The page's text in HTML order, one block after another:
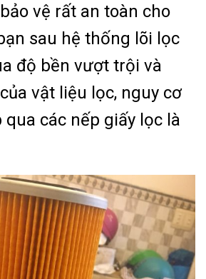
vệ rất an toàn cho
sau hệ thống lõi lọc
độ bền vượt trội và
vật liệu lọc, nguy cơ
qua các nếp giấy lọc là